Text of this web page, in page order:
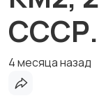
СССР.
4 месяца назад